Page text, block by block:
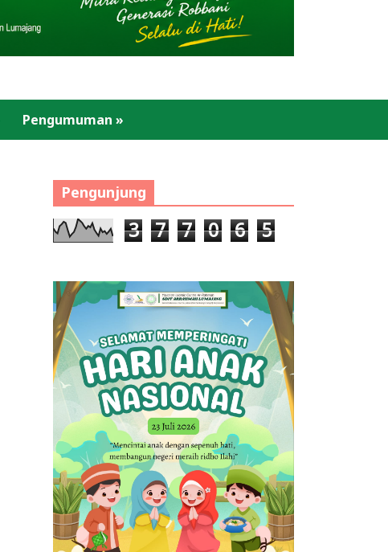
Pengumuman »
Pengunjung
3 7 7 0 6 5